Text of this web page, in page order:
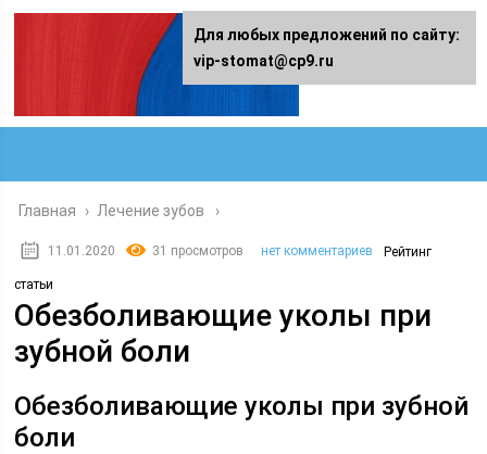
Главная › Лечение зубов
11.01.2020 31 просмотров нет комментариев Рейтинг
статьи
Обезболивающие уколы при
зубной боли
Обезболивающие уколы при зубной
боли
Для любых предложений по сайту:
vip-stomat@cp9.ru